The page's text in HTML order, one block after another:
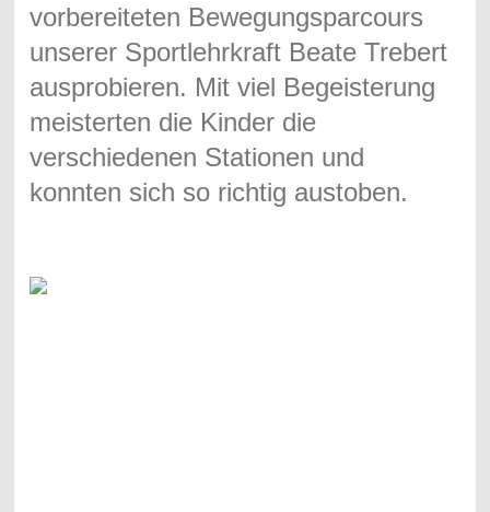
vorbereiteten Bewegungsparcours
unserer Sportlehrkraft Beate Trebert
ausprobieren. Mit viel Begeisterung
meisterten die Kinder die
verschiedenen Stationen und
konnten sich so richtig austoben.